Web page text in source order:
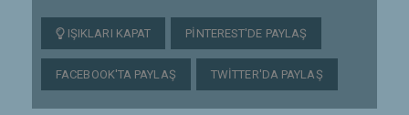
IŞIKLARI KAPAT PINTEREST'DE PAYLAŞ
FACEBOOK'TA PAYLAŞ TWITTER'DA PAYLAŞ